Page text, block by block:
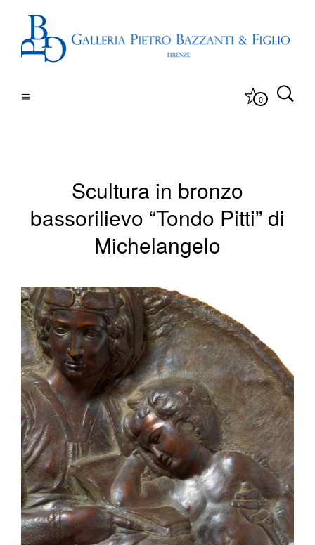
0
Scultura in bronzo
bassorilievo “Tondo Pitti” di
Michelangelo